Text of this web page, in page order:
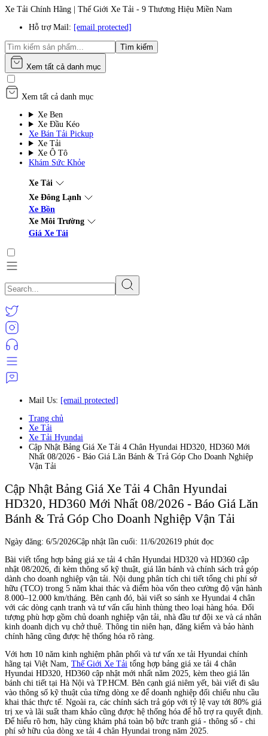
Xe Tải Chính Hãng | Thế Giới Xe Tải - 9 Thương Hiệu Miền Nam
Hỗ trợ Mail: [email protected]
Tìm kiếm
Xem tất cả danh mục
Xem tất cả danh mục
Xe Ben
Xe Đầu Kéo
Xe Bán Tải Pickup
Xe Tải
Xe Ô Tô
Khám Sức Khỏe
Xe Tải
Xe Đông Lạnh
Xe Bồn
Xe Môi Trường
Giá Xe Tải
Mail Us: [email protected]
Trang chủ
Xe Tải
Xe Tải Hyundai
Cập Nhật Bảng Giá Xe Tải 4 Chân Hyundai HD320, HD360 Mới
Nhất 08/2026 - Báo Giá Lăn Bánh & Trả Góp Cho Doanh Nghiệp
Vận Tải
Cập Nhật Bảng Giá Xe Tải 4 Chân Hyundai
HD320, HD360 Mới Nhất 08/2026 - Báo Giá Lăn
Bánh & Trả Góp Cho Doanh Nghiệp Vận Tải
Ngày đăng: 6/5/2026Cập nhật lần cuối: 11/6/202619 phút đọc
Bài viết tổng hợp bảng giá xe tải 4 chân Hyundai HD320 và HD360 cập
nhật 08/2026, đi kèm thông số kỹ thuật, giá lăn bánh và chính sách trả góp
dành cho doanh nghiệp vận tải. Nội dung phân tích chi tiết tổng chi phí sở
hữu (TCO) trong 5 năm khai thác và điểm hòa vốn theo cường độ vận hành
8.000–12.000 km/tháng. Bên cạnh đó, bài viết so sánh xe Hyundai 4 chân
với các dòng cạnh tranh và tư vấn cấu hình thùng theo loại hàng hóa. Đối
tượng phù hợp gồm chủ doanh nghiệp vận tải, nhà đầu tư đội xe và cá nhân
kinh doanh dịch vụ chở thuê. Thông tin niên hạn, đăng kiểm và bảo hành
chính hãng cũng được hệ thống hóa rõ ràng.
Với hơn 10 năm kinh nghiệm phân phối và tư vấn xe tải Hyundai chính
hãng tại Việt Nam, Thế Giới Xe Tải tổng hợp bảng giá xe tải 4 chân
Hyundai HD320, HD360 cập nhật mới nhất năm 2025, kèm theo giá lăn
bánh chi tiết tại Hà Nội và TP.HCM. Bên cạnh giá niêm yết, bài viết đi sâu
vào thông số kỹ thuật của từng dòng xe để doanh nghiệp đối chiếu nhu cầu
khai thác thực tế. Ngoài ra, các chính sách trả góp với tỷ lệ vay tới 80% giá
trị xe và lãi suất tham khảo cũng được hệ thống hóa để hỗ trợ ra quyết định.
Để hiểu rõ hơn, hãy cùng khám phá toàn bộ bức tranh giá - thông số - chi
phí sở hữu của dòng xe tải 4 chân Hyundai trong năm 2025.